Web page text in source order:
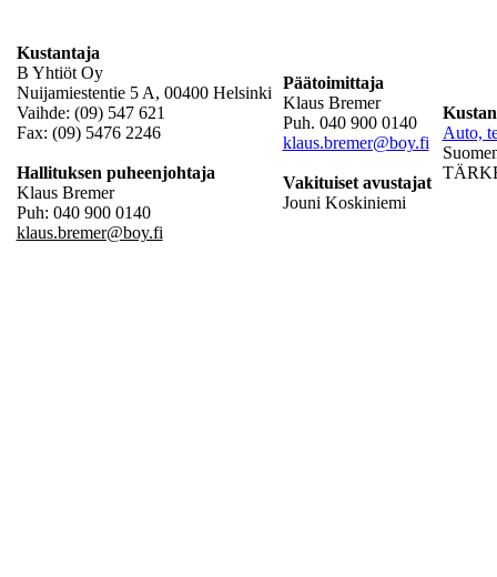
Kustantaja
B Yhtiöt Oy
Nuijamiestentie 5 A, 00400 Helsinki
Vaihde: (09) 547 621
Fax: (09) 5476 2246
Hallituksen puheenjohtaja
Klaus Bremer
Puh: 040 900 0140
klaus.bremer@boy.fi
Päätoimittaja
Klaus Bremer
Puh. 040 900 0140
klaus.bremer@boy.fi
Vakituiset avustajat
Jouni Koskiniemi
Auto,